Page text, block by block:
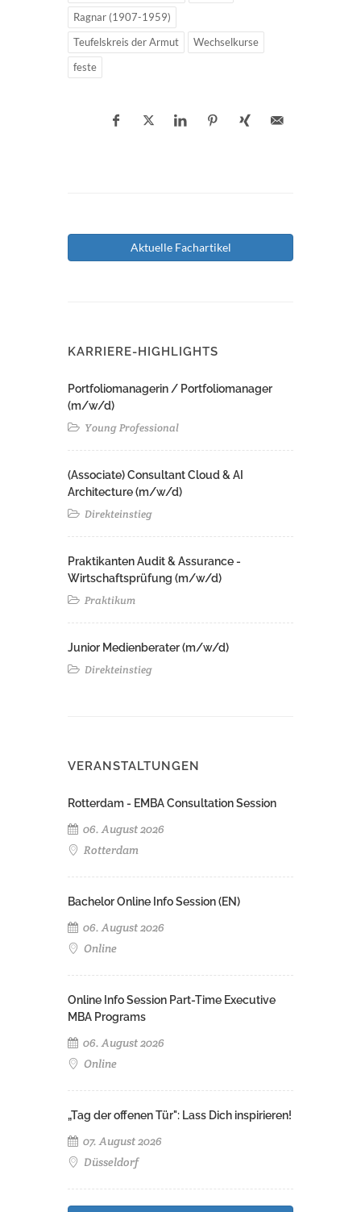
Ragnar (1907-1959)
Teufelskreis der Armut
Wechselkurse
feste
Aktuelle Fachartikel
KARRIERE-HIGHLIGHTS
Portfoliomanagerin / Portfoliomanager
(m/w/d)
Young Professional
(Associate) Consultant Cloud & AI
Architecture (m/w/d)​ ​
Direkteinstieg
Praktikanten Audit & Assurance -
Wirtschaftsprüfung (m/w/d)
Praktikum
Junior Medienberater (m/w/d)
Direkteinstieg
VERANSTALTUNGEN
Rotterdam - EMBA Consultation Session
06. August 2026
Rotterdam
Bachelor Online Info Session (EN)
06. August 2026
Online
Online Info Session Part-Time Executive
MBA Programs
06. August 2026
Online
„Tag der offenen Tür": Lass Dich inspirieren!
07. August 2026
Düsseldorf